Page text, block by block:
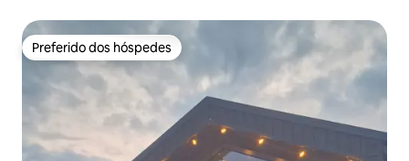
Preferido dos hóspedes
Preferido dos hóspedes